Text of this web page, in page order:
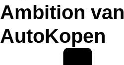
Ambition van
AutoKopen